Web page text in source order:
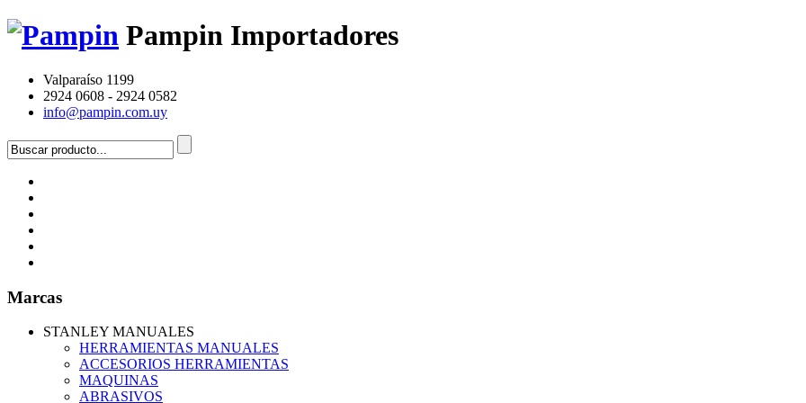
Pampin Importadores
Valparaíso 1199
2924 0608 - 2924 0582
info@pampin.com.uy
Marcas
STANLEY MANUALES
HERRAMIENTAS MANUALES
ACCESORIOS HERRAMIENTAS
MAQUINAS
ABRASIVOS